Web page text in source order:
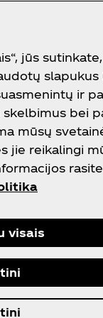
paaiškėjo,
IR
tikslo -
iki 2030
jos pakuotės
„Pasaulį
perdirbti ir
jūs
slapukus
ir
bei
mūsų
jie reikalingi
visais